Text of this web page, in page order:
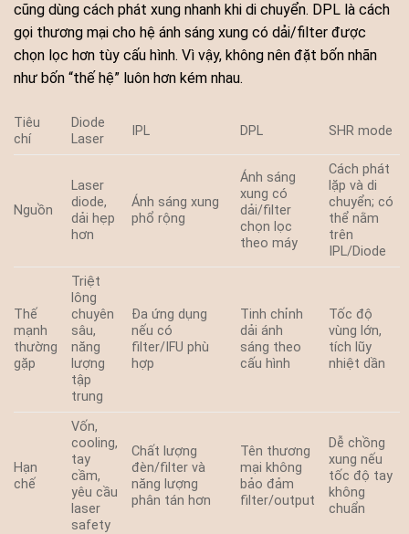
cũng dùng cách phát xung nhanh khi di chuyển. DPL là cách
gọi thương mại cho hệ ánh sáng xung có dải/filter được
chọn lọc hơn tùy cấu hình. Vì vậy, không nên đặt bốn nhãn
như bốn “thế hệ” luôn hơn kém nhau.
Tiêu
chí
Diode
Laser
IPL DPL SHR mode
Nguồn
Laser
diode,
dải hẹp
hơn
Ánh sáng xung
phổ rộng
Ánh sáng
xung có
dải/filter
chọn lọc
theo máy
Cách phát
lặp và di
chuyển; có
thể nằm
trên
IPL/Diode
Thế
mạnh
thường
gặp
Triệt
lông
chuyên
sâu,
năng
lượng
tập
trung
Đa ứng dụng
nếu có
filter/IFU phù
hợp
Tinh chỉnh
dải ánh
sáng theo
cấu hình
Tốc độ
vùng lớn,
tích lũy
nhiệt dần
Hạn
chế
Vốn,
cooling,
tay
cầm,
yêu cầu
laser
safety
Chất lượng
đèn/filter và
năng lượng
phân tán hơn
Tên thương
mại không
bảo đảm
filter/output
Dễ chồng
xung nếu
tốc độ tay
không
chuẩn